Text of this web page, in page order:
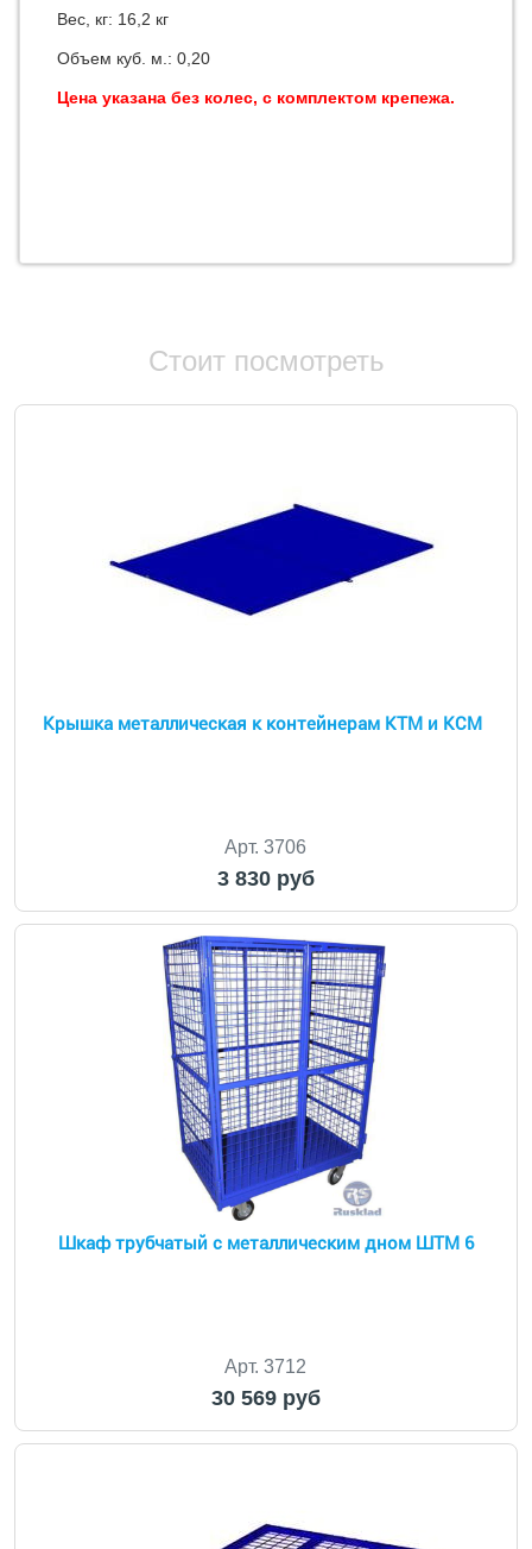
Вес, кг: 16,2 кг
Объем куб. м.: 0,20
Цена указана без колес, с комплектом крепежа.
Стоит посмотреть
Крышка металлическая к контейнерам КТМ и КСМ
Арт. 3706
3 830 руб
Шкаф трубчатый с металлическим дном ШТМ 6
Арт. 3712
30 569 руб